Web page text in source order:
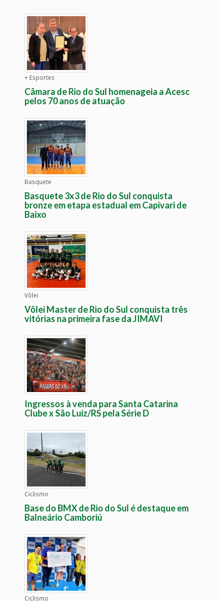
+ Esportes
Câmara de Rio do Sul homenageia a Acesc
pelos 70 anos de atuação
Basquete
Basquete 3x3 de Rio do Sul conquista
bronze em etapa estadual em Capivari de
Baixo
Vôlei
Vôlei Master de Rio do Sul conquista três
vitórias na primeira fase da JIMAVI
Ingressos à venda para Santa Catarina
Clube x São Luiz/RS pela Série D
Ciclismo
Base do BMX de Rio do Sul é destaque em
Balneário Camboriú
Ciclismo